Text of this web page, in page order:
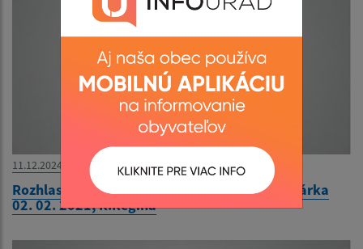
11.12.2024
Rozhlasová relácia Kroniky a ocenená kronikárka
02. 02. 2021, R.Regina